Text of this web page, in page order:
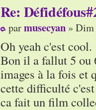
Re:
parmusecyan » Dim
Oh yeah c'est cool.
Bon il a fallut 5 ou
images à la fois et
cette difficulté
ca fait un film